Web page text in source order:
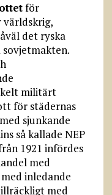
för
världskrig,
det ryska
militärt
för städernas
sjunkande
så kallade NEP
1921 infördes
med
inledande
med